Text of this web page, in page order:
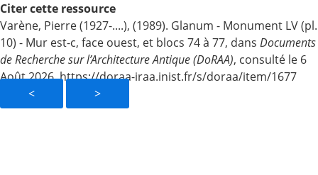
< >
Citer cette ressource
Varène, Pierre (1927-....), (1989). Glanum - Monument LV (pl.
10) - Mur est-c, face ouest, et blocs 74 à 77, dans Documents
de Recherche sur l’Architecture Antique (DoRAA), consulté le 6
Août 2026, https://doraa-iraa.inist.fr/s/doraa/item/1677